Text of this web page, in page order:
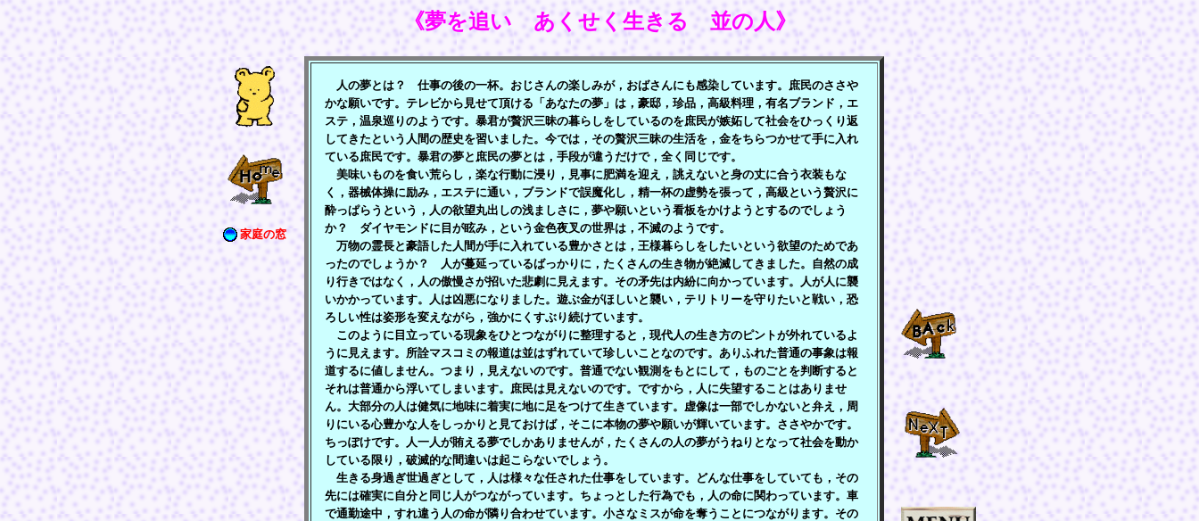
《夢を追い あくせく生きる 並の人》
家庭の窓
人の夢とは？ 仕事の後の一杯。おじさんの楽しみが，おばさんにも感染しています。庶民のささや
かな願いです。テレビから見せて頂ける「あなたの夢」は，豪邸，珍品，高級料理，有名ブランド，エ
ステ，温泉巡りのようです。暴君が贅沢三昧の暮らしをしているのを庶民が嫉妬して社会をひっくり返
してきたという人間の歴史を習いました。今では，その贅沢三昧の生活を，金をちらつかせて手に入れ
ている庶民です。暴君の夢と庶民の夢とは，手段が違うだけで，全く同じです。
美味いものを食い荒らし，楽な行動に浸り，見事に肥満を迎え，誂えないと身の丈に合う衣装もな
く，器械体操に励み，エステに通い，ブランドで誤魔化し，精一杯の虚勢を張って，高級という贅沢に
酔っぱらうという，人の欲望丸出しの浅ましさに，夢や願いという看板をかけようとするのでしょう
か？ ダイヤモンドに目が眩み，という金色夜叉の世界は，不滅のようです。
万物の霊長と豪語した人間が手に入れている豊かさとは，王様暮らしをしたいという欲望のためであ
ったのでしょうか？ 人が蔓延っているばっかりに，たくさんの生き物が絶滅してきました。自然の成
り行きではなく，人の傲慢さが招いた悲劇に見えます。その矛先は内紛に向かっています。人が人に襲
いかかっています。人は凶悪になりました。遊ぶ金がほしいと襲い，テリトリーを守りたいと戦い，恐
ろしい性は姿形を変えながら，強かにくすぶり続けています。
このように目立っている現象をひとつながりに整理すると，現代人の生き方のピントが外れているよ
うに見えます。所詮マスコミの報道は並はずれていて珍しいことなのです。ありふれた普通の事象は報
道するに値しません。つまり，見えないのです。普通でない観測をもとにして，ものごとを判断すると
それは普通から浮いてしまいます。庶民は見えないのです。ですから，人に失望することはありませ
ん。大部分の人は健気に地味に着実に地に足をつけて生きています。虚像は一部でしかないと弁え，周
りにいる心豊かな人をしっかりと見ておけば，そこに本物の夢や願いが輝いています。ささやかです。
ちっぽけです。人一人が賄える夢でしかありませんが，たくさんの人の夢がうねりとなって社会を動か
している限り，破滅的な間違いは起こらないでしょう。
生きる身過ぎ世過ぎとして，人は様々な任された仕事をしています。どんな仕事をしていても，その
先には確実に自分と同じ人がつながっています。ちょっとした行為でも，人の命に関わっています。車
で通勤途中，すれ違う人の命が隣り合わせています。小さなミスが命を奪うことにつながります。その